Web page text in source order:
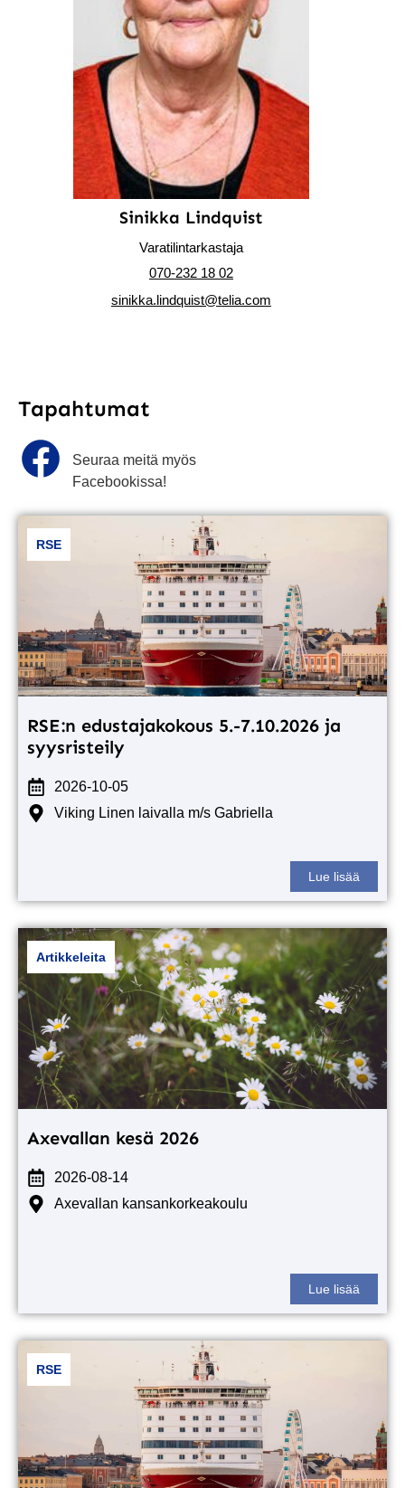
Sinikka Lindquist
Varatilintarkastaja
070-232 18 02
sinikka.lindquist@telia.com
Tapahtumat
Seuraa meitä myös
Facebookissa!
RSE
RSE:n edustajakokous 5.-7.10.2026 ja
syysristeily
2026-10-05
Viking Linen laivalla m/s Gabriella
Lue lisää
Artikkeleita
Axevallan kesä 2026
2026-08-14
Axevallan kansankorkeakoulu
Lue lisää
RSE